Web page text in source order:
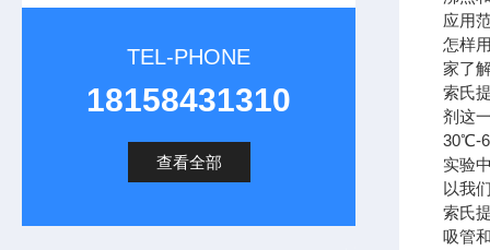
TEL-PHONE
18158431310
查看全部
应用
怎样
家了
索氏
剂这
30℃-
实验
以我
索氏
吸管